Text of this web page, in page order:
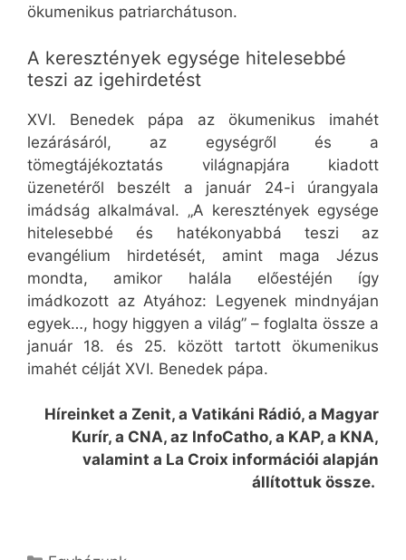
ökumenikus patriarchátuson.
A keresztények egysége hitelesebbé
teszi az igehirdetést
XVI. Benedek pápa az ökumenikus imahét
lezárásáról, az egységről és a
tömegtájékoztatás világnapjára kiadott
üzenetéről beszélt a január 24-i úrangyala
imádság alkalmával. „A keresztények egysége
hitelesebbé és hatékonyabbá teszi az
evangélium hirdetését, amint maga Jézus
mondta, amikor halála előestéjén így
imádkozott az Atyához: Legyenek mindnyájan
egyek…, hogy higgyen a világ” – foglalta össze a
január 18. és 25. között tartott ökumenikus
imahét célját XVI. Benedek pápa.
Híreinket a Zenit, a Vatikáni Rádió, a Magyar
Kurír, a CNA, az InfoCatho, a KAP, a KNA,
valamint a La Croix információi alapján
állítottuk össze.